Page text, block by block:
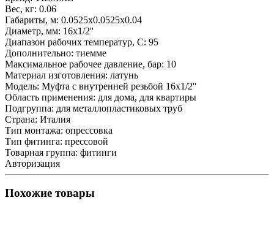
Вес, кг: 0.06
Габариты, м: 0.0525x0.0525x0.04
Диаметр, мм: 16x1/2''
Диапазон рабочих температур, С: 95
Дополнительно: тиемме
Максимальное рабочее давление, бар: 10
Материал изготовления: латунь
Модель: Муфта с внутренней резьбой 16x1/2''
Область применения: для дома, для квартиры
Подгруппа: для металлопластиковых труб
Страна: Италия
Тип монтажа: опрессовка
Тип фитинга: прессовой
Товарная группа: фитинги
Авторизация
Похожие товары